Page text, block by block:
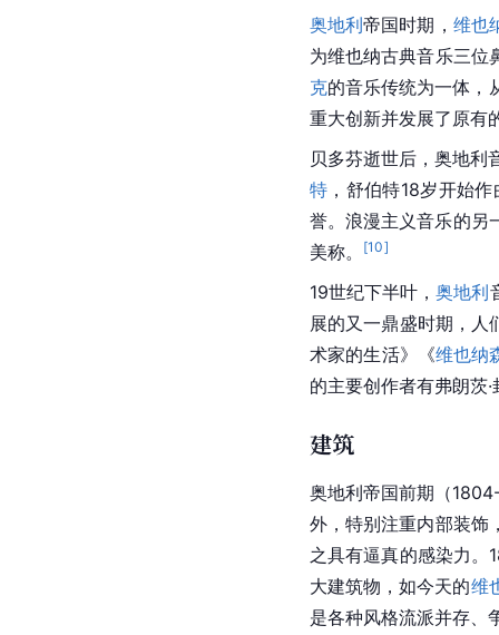
奥地利帝国时期， 维也
为维也纳古典音乐三位
克的音乐传统为一体，
重大创新并发展了原有
贝多芬逝世后，奥地利
特 ，舒伯特18岁开始
誉。浪漫主义音乐的另
美称。
[10]
19世纪下半叶，奥地利
展的又一鼎盛时期，人
术家的生活》《维也纳
的主要创作者有弗朗茨·
建筑
奥地利帝国前期（
外，特别注重内部装饰
之具有逼真的感染力。
大建筑物，如今天的维
是各种风格流派并存、